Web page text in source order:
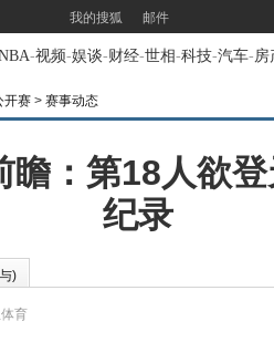
我的搜狐 邮件
-视频-娱谈-财经-世相-科技-汽车-房
开赛 > 赛事动态
瞻：第18人欲
纪录
)
育